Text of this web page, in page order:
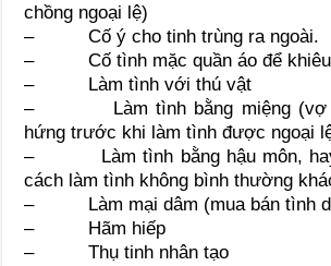
chồng ngoại lệ)
– Cố ý cho tinh trùng ra ngoài.
– Cố tình mặc quần áo để khiêu
– Làm tình với thú vật
– Làm tình bằng miệng (vợ
hứng trước khi làm tình được ngoại
– Làm tình bằng hậu môn, hay
cách làm tình không bình thường
– Làm mại dâm (mua bán tình
– Hãm hiếp
– Thụ tinh nhân tạo